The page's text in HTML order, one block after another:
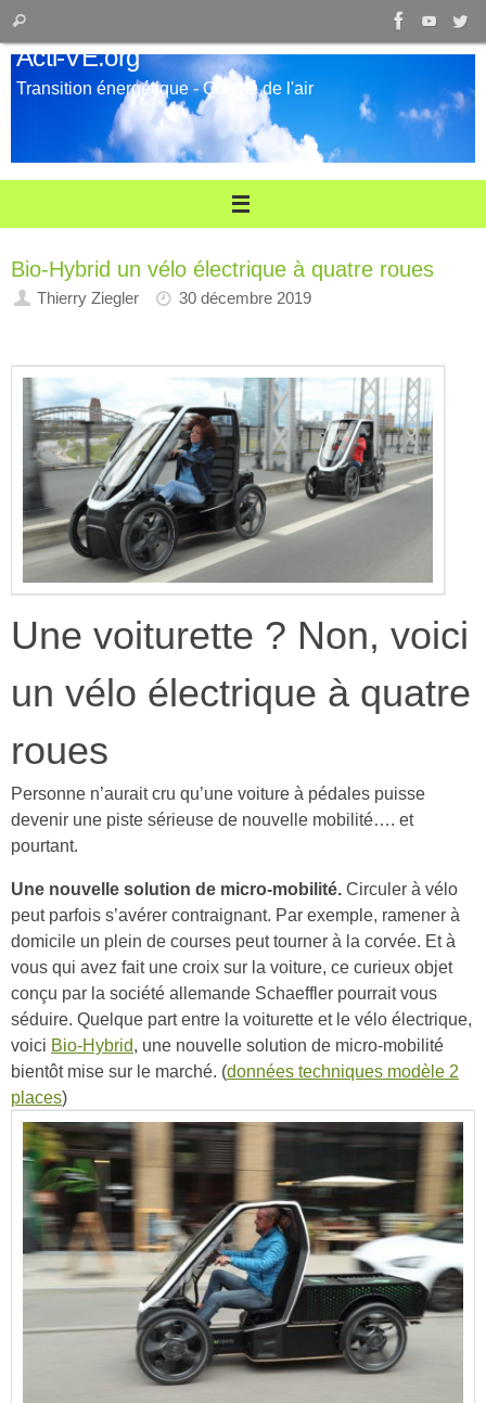
Passer
au
contenu
pour
:
Rechercher
Acti-VE.org
Transition énergétique - Qualité de l'air
Bio-Hybrid un vélo électrique à quatre roues
Thierry Ziegler 30 décembre 2019
Une voiturette ? Non, voici
un vélo électrique à quatre
roues
Personne n’aurait cru qu’une voiture à pédales puisse
devenir une piste sérieuse de nouvelle mobilité…. et
pourtant.
Une nouvelle solution de micro-mobilité. Circuler à vélo
peut parfois s’avérer contraignant. Par exemple, ramener à
domicile un plein de courses peut tourner à la corvée. Et à
vous qui avez fait une croix sur la voiture, ce curieux objet
conçu par la société allemande Schaeffler pourrait vous
séduire. Quelque part entre la voiturette et le vélo électrique,
voici Bio-Hybrid, une nouvelle solution de micro-mobilité
bientôt mise sur le marché. (données techniques modèle 2
places)